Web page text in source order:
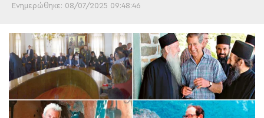
Ενημερώθηκε: 08/07/2025 09:48:46